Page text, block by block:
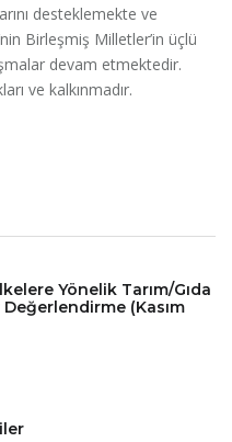
Yönelik Tarım/Gıda
(Kasım
desteklemekte ve
Birleşmiş Milletler’in üçlü
devam etmektedir.
ve kalkınmadır.